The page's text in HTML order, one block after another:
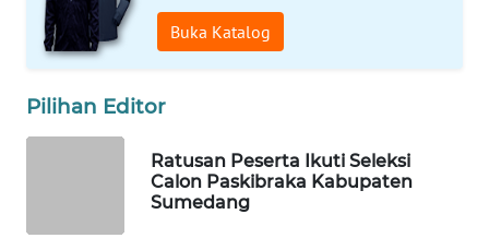
Buka Katalog
Pilihan Editor
Ratusan Peserta Ikuti Seleksi
Calon Paskibraka Kabupaten
Sumedang
DESA
WISATA
LAPAK